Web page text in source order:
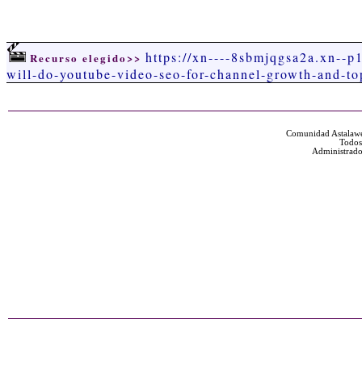
Recurso elegido>> https://xn----8sbmjqgsa2a.xn--
will-do-youtube-video-seo-for-channel-growth-and-
Comunidad